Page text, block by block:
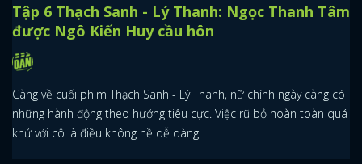
Tập 6 Thạch Sanh - Lý Thanh: Ngọc Thanh Tâm
được Ngô Kiến Huy cầu hôn
Càng về cuối phim Thạch Sanh - Lý Thanh, nữ chính ngày càng có
những hành động theo hướng tiêu cực. Việc rũ bỏ hoàn toàn quá
khứ với cô là điều không hề dễ dàng